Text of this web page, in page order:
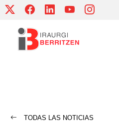
Skip
content
TODAS LAS NOTICIAS